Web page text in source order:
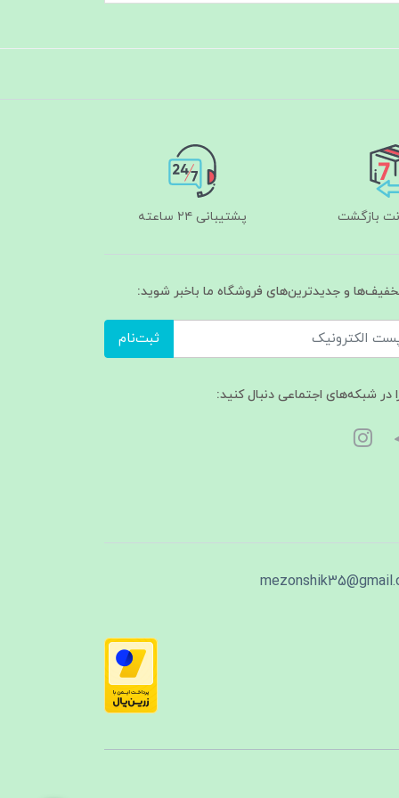
پشتیبانی ۲۴ ساعته
و جدیدترین‌های فروشگاه ما باخبر شوید:
ثبت‌نام
در شبکه‌های اجتماعی دنبال کنید: